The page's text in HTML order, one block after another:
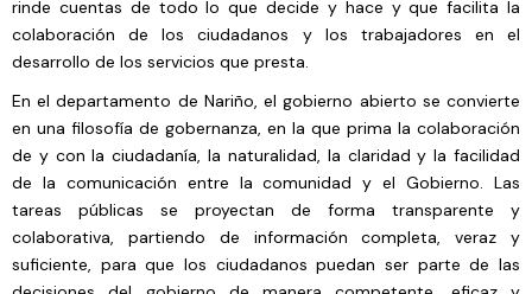
rinde cuentas de todo lo que decide y hace y que facilita la
colaboración de los ciudadanos y los trabajadores en el
desarrollo de los servicios que presta.
En el departamento de Nariño, el gobierno abierto se convierte
en una filosofía de gobernanza, en la que prima la colaboración
de y con la ciudadanía, la naturalidad, la claridad y la facilidad
de la comunicación entre la comunidad y el Gobierno. Las
tareas públicas se proyectan de forma transparente y
colaborativa, partiendo de información completa, veraz y
suficiente, para que los ciudadanos puedan ser parte de las